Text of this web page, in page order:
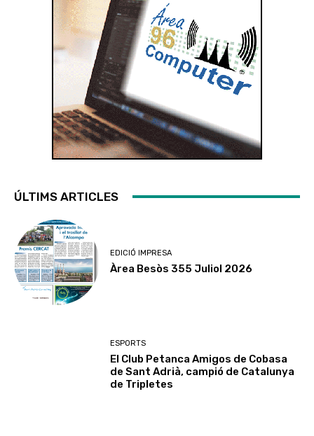
ÚLTIMS ARTICLES
EDICIÓ IMPRESA
Àrea Besòs 355 Juliol 2026
ESPORTS
El Club Petanca Amigos de Cobasa
de Sant Adrià, campió de Catalunya
de Tripletes